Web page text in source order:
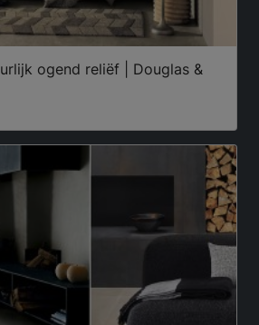
ogend reliëf | Douglas &